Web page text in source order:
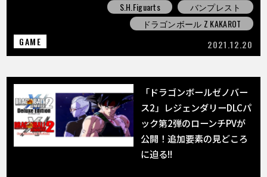
S.H.Figuarts
バンプレスト
ドラゴンボール Z KAKAROT
GAME
2021.12.20
「ドラゴンボールゼノバー
ス2」レジェンダリーDLCパ
ック第2弾のローンチPVが
公開！追加要素の見どころ
に迫る!!